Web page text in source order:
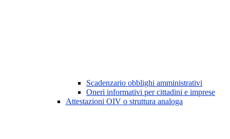
Scadenzario obblighi amministrativi
Oneri informativi per cittadini e imprese
Attestazioni OIV o struttura analoga